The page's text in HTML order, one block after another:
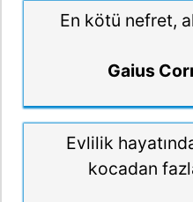
En kötü nefret,
Gaius
Evlilik
kocadan